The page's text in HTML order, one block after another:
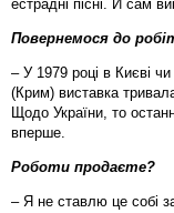
естрадні пісні. Й сам
Повернемося до
– У 1979 році в Києві
(Крим) виставка
Щодо України, то
вперше.
Роботи продаєте?
– Я не ставлю це собі